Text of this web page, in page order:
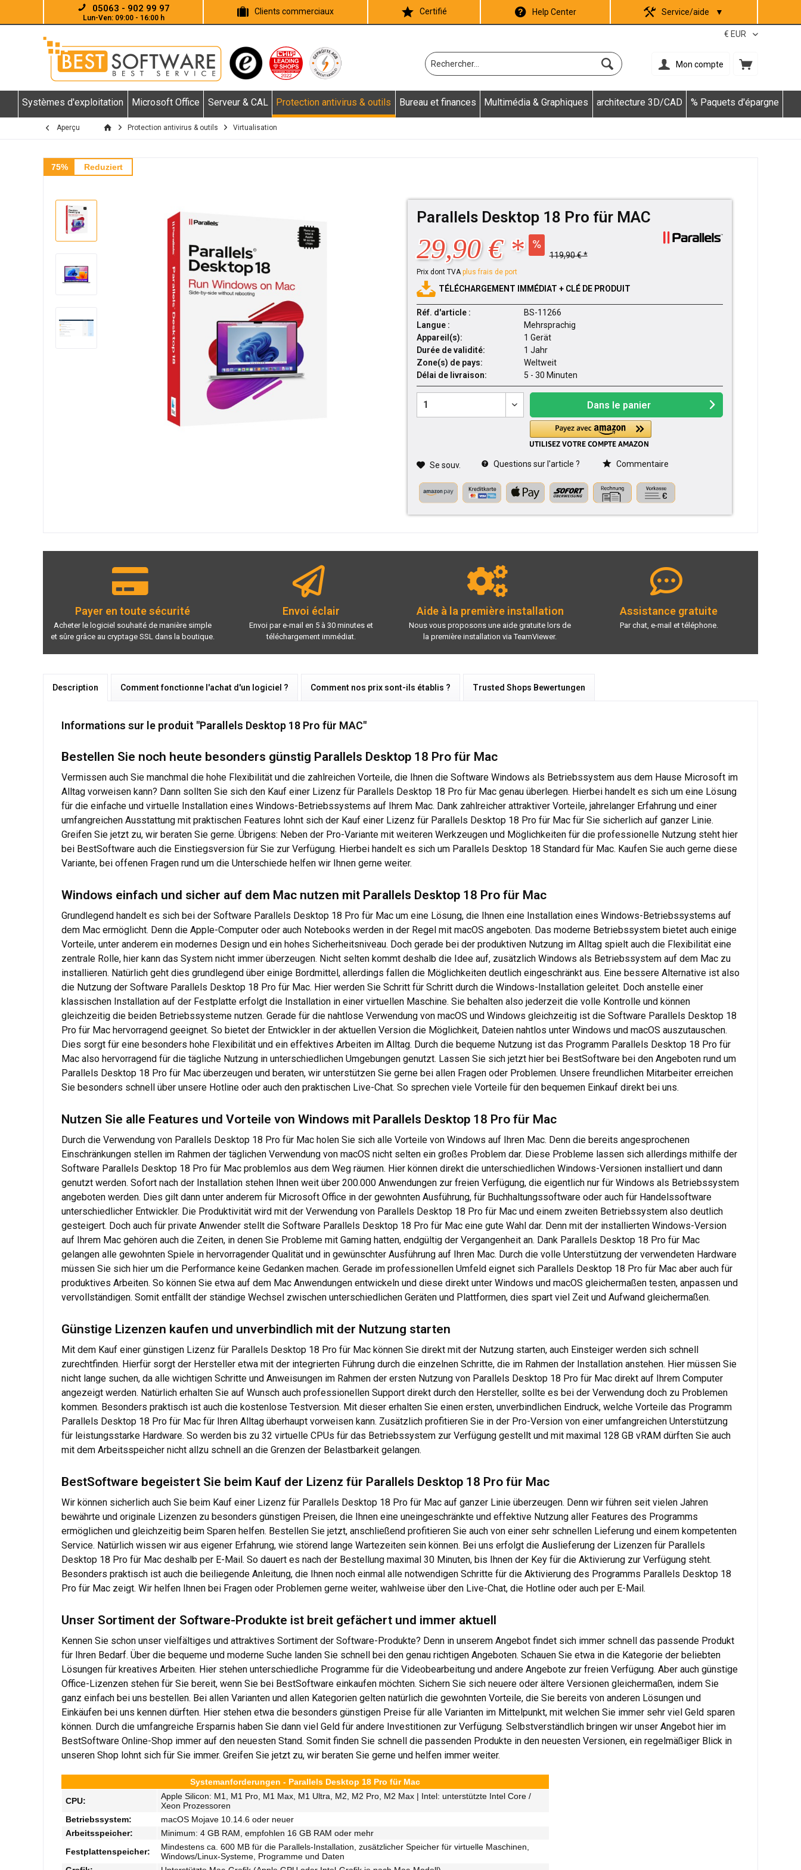
05063 - 902 99 97
Lun-Ven: 09:00 - 16:00 h
Clients commerciaux Certifié Help Center Service/aide ▼
Mon compte
Systèmes d'exploitation Microsoft Office Serveur & CAL Protection antivirus & outils Bureau et finances Multimédia & Graphiques architecture 3D/CAD % Paquets d'épargne
Aperçu Protection antivirus & outils Virtualisation
75% Reduziert
Parallels Desktop 18 Pro für MAC
29,90 € * 119,90 € *
Prix dont TVAplus frais de port
TÉLÉCHARGEMENT IMMÉDIAT + CLÉ DE PRODUIT
Réf. d'article :
BS-11266
Langue :
Mehrsprachig
Appareil(s):
1 Gerät
Durée de validité:
1 Jahr
Zone(s) de pays:
Weltweit
Délai de livraison:
5 - 30 Minuten
Dans le panier
Se souv. Questions sur l'article ? Commentaire
Payer en toute sécurité
Acheter le logiciel souhaité de manière simple
et sûre grâce au cryptage SSL dans la boutique.
Envoi éclair
Envoi par e-mail en 5 à 30 minutes et
téléchargement immédiat.
Aide à la première installation
Nous vous proposons une aide gratuite lors de
la première installation via TeamViewer.
Assistance gratuite
Par chat, e-mail et téléphone.
Description Comment fonctionne l'achat d'un logiciel ? Comment nos prix sont-ils établis ? Trusted Shops Bewertungen
Informations sur le produit "Parallels Desktop 18 Pro für MAC"
Bestellen Sie noch heute besonders günstig Parallels Desktop 18 Pro für Mac
Vermissen auch Sie manchmal die hohe Flexibilität und die zahlreichen Vorteile, die Ihnen die Software Windows als Betriebssystem aus dem Hause Microsoft im
Alltag vorweisen kann? Dann sollten Sie sich den Kauf einer Lizenz für Parallels Desktop 18 Pro für Mac genau überlegen. Hierbei handelt es sich um eine Lösung
für die einfache und virtuelle Installation eines Windows-Betriebssystems auf Ihrem Mac. Dank zahlreicher attraktiver Vorteile, jahrelanger Erfahrung und einer
umfangreichen Ausstattung mit praktischen Features lohnt sich der Kauf einer Lizenz für Parallels Desktop 18 Pro für Mac für Sie sicherlich auf ganzer Linie.
Greifen Sie jetzt zu, wir beraten Sie gerne. Übrigens: Neben der Pro-Variante mit weiteren Werkzeugen und Möglichkeiten für die professionelle Nutzung steht hier
bei BestSoftware auch die Einstiegsversion für Sie zur Verfügung. Hierbei handelt es sich um Parallels Desktop 18 Standard für Mac. Kaufen Sie auch gerne diese
Variante, bei offenen Fragen rund um die Unterschiede helfen wir Ihnen gerne weiter.
Windows einfach und sicher auf dem Mac nutzen mit Parallels Desktop 18 Pro für Mac
Grundlegend handelt es sich bei der Software Parallels Desktop 18 Pro für Mac um eine Lösung, die Ihnen eine Installation eines Windows-Betriebssystems auf
dem Mac ermöglicht. Denn die Apple-Computer oder auch Notebooks werden in der Regel mit macOS angeboten. Das moderne Betriebssystem bietet auch einige
Vorteile, unter anderem ein modernes Design und ein hohes Sicherheitsniveau. Doch gerade bei der produktiven Nutzung im Alltag spielt auch die Flexibilität eine
zentrale Rolle, hier kann das System nicht immer überzeugen. Nicht selten kommt deshalb die Idee auf, zusätzlich Windows als Betriebssystem auf dem Mac zu
installieren. Natürlich geht dies grundlegend über einige Bordmittel, allerdings fallen die Möglichkeiten deutlich eingeschränkt aus. Eine bessere Alternative ist also
die Nutzung der Software Parallels Desktop 18 Pro für Mac. Hier werden Sie Schritt für Schritt durch die Windows-Installation geleitet. Doch anstelle einer
klassischen Installation auf der Festplatte erfolgt die Installation in einer virtuellen Maschine. Sie behalten also jederzeit die volle Kontrolle und können
gleichzeitig die beiden Betriebssysteme nutzen. Gerade für die nahtlose Verwendung von macOS und Windows gleichzeitig ist die Software Parallels Desktop 18
Pro für Mac hervorragend geeignet. So bietet der Entwickler in der aktuellen Version die Möglichkeit, Dateien nahtlos unter Windows und macOS auszutauschen.
Dies sorgt für eine besonders hohe Flexibilität und ein effektives Arbeiten im Alltag. Durch die bequeme Nutzung ist das Programm Parallels Desktop 18 Pro für
Mac also hervorragend für die tägliche Nutzung in unterschiedlichen Umgebungen genutzt. Lassen Sie sich jetzt hier bei BestSoftware bei den Angeboten rund um
Parallels Desktop 18 Pro für Mac überzeugen und beraten, wir unterstützen Sie gerne bei allen Fragen oder Problemen. Unsere freundlichen Mitarbeiter erreichen
Sie besonders schnell über unsere Hotline oder auch den praktischen Live-Chat. So sprechen viele Vorteile für den bequemen Einkauf direkt bei uns.
Nutzen Sie alle Features und Vorteile von Windows mit Parallels Desktop 18 Pro für Mac
Durch die Verwendung von Parallels Desktop 18 Pro für Mac holen Sie sich alle Vorteile von Windows auf Ihren Mac. Denn die bereits angesprochenen
Einschränkungen stellen im Rahmen der täglichen Verwendung von macOS nicht selten ein großes Problem dar. Diese Probleme lassen sich allerdings mithilfe der
Software Parallels Desktop 18 Pro für Mac problemlos aus dem Weg räumen. Hier können direkt die unterschiedlichen Windows-Versionen installiert und dann
genutzt werden. Sofort nach der Installation stehen Ihnen weit über 200.000 Anwendungen zur freien Verfügung, die eigentlich nur für Windows als Betriebssystem
angeboten werden. Dies gilt dann unter anderem für Microsoft Office in der gewohnten Ausführung, für Buchhaltungssoftware oder auch für Handelssoftware
unterschiedlicher Entwickler. Die Produktivität wird mit der Verwendung von Parallels Desktop 18 Pro für Mac und einem zweiten Betriebssystem also deutlich
gesteigert. Doch auch für private Anwender stellt die Software Parallels Desktop 18 Pro für Mac eine gute Wahl dar. Denn mit der installierten Windows-Version
auf Ihrem Mac gehören auch die Zeiten, in denen Sie Probleme mit Gaming hatten, endgültig der Vergangenheit an. Dank Parallels Desktop 18 Pro für Mac
gelangen alle gewohnten Spiele in hervorragender Qualität und in gewünschter Ausführung auf Ihren Mac. Durch die volle Unterstützung der verwendeten Hardware
müssen Sie sich hier um die Performance keine Gedanken machen. Gerade im professionellen Umfeld eignet sich Parallels Desktop 18 Pro für Mac aber auch für
produktives Arbeiten. So können Sie etwa auf dem Mac Anwendungen entwickeln und diese direkt unter Windows und macOS gleichermaßen testen, anpassen und
vervollständigen. Somit entfällt der ständige Wechsel zwischen unterschiedlichen Geräten und Plattformen, dies spart viel Zeit und Aufwand gleichermaßen.
Günstige Lizenzen kaufen und unverbindlich mit der Nutzung starten
Mit dem Kauf einer günstigen Lizenz für Parallels Desktop 18 Pro für Mac können Sie direkt mit der Nutzung starten, auch Einsteiger werden sich schnell
zurechtfinden. Hierfür sorgt der Hersteller etwa mit der integrierten Führung durch die einzelnen Schritte, die im Rahmen der Installation anstehen. Hier müssen Sie
nicht lange suchen, da alle wichtigen Schritte und Anweisungen im Rahmen der ersten Nutzung von Parallels Desktop 18 Pro für Mac direkt auf Ihrem Computer
angezeigt werden. Natürlich erhalten Sie auf Wunsch auch professionellen Support direkt durch den Hersteller, sollte es bei der Verwendung doch zu Problemen
kommen. Besonders praktisch ist auch die kostenlose Testversion. Mit dieser erhalten Sie einen ersten, unverbindlichen Eindruck, welche Vorteile das Programm
Parallels Desktop 18 Pro für Mac für Ihren Alltag überhaupt vorweisen kann. Zusätzlich profitieren Sie in der Pro-Version von einer umfangreichen Unterstützung
für leistungsstarke Hardware. So werden bis zu 32 virtuelle CPUs für das Betriebssystem zur Verfügung gestellt und mit maximal 128 GB vRAM dürften Sie auch
mit dem Arbeitsspeicher nicht allzu schnell an die Grenzen der Belastbarkeit gelangen.
BestSoftware begeistert Sie beim Kauf der Lizenz für Parallels Desktop 18 Pro für Mac
Wir können sicherlich auch Sie beim Kauf einer Lizenz für Parallels Desktop 18 Pro für Mac auf ganzer Linie überzeugen. Denn wir führen seit vielen Jahren
bewährte und originale Lizenzen zu besonders günstigen Preisen, die Ihnen eine uneingeschränkte und effektive Nutzung aller Features des Programms
ermöglichen und gleichzeitig beim Sparen helfen. Bestellen Sie jetzt, anschließend profitieren Sie auch von einer sehr schnellen Lieferung und einem kompetenten
Service. Natürlich wissen wir aus eigener Erfahrung, wie störend lange Wartezeiten sein können. Bei uns erfolgt die Auslieferung der Lizenzen für Parallels
Desktop 18 Pro für Mac deshalb per E-Mail. So dauert es nach der Bestellung maximal 30 Minuten, bis Ihnen der Key für die Aktivierung zur Verfügung steht.
Besonders praktisch ist auch die beiliegende Anleitung, die Ihnen noch einmal alle notwendigen Schritte für die Aktivierung des Programms Parallels Desktop 18
Pro für Mac zeigt. Wir helfen Ihnen bei Fragen oder Problemen gerne weiter, wahlweise über den Live-Chat, die Hotline oder auch per E-Mail.
Unser Sortiment der Software-Produkte ist breit gefächert und immer aktuell
Kennen Sie schon unser vielfältiges und attraktives Sortiment der Software-Produkte? Denn in unserem Angebot findet sich immer schnell das passende Produkt
für Ihren Bedarf. Über die bequeme und moderne Suche landen Sie schnell bei den genau richtigen Angeboten. Schauen Sie etwa in die Kategorie der beliebten
Lösungen für kreatives Arbeiten. Hier stehen unterschiedliche Programme für die Videobearbeitung und andere Angebote zur freien Verfügung. Aber auch günstige
Office-Lizenzen stehen für Sie bereit, wenn Sie bei BestSoftware einkaufen möchten. Sichern Sie sich neuere oder ältere Versionen gleichermaßen, indem Sie
ganz einfach bei uns bestellen. Bei allen Varianten und allen Kategorien gelten natürlich die gewohnten Vorteile, die Sie bereits von anderen Lösungen und
Einkäufen bei uns kennen dürften. Hier stehen etwa die besonders günstigen Preise für alle Varianten im Mittelpunkt, mit welchen Sie immer sehr viel Geld sparen
können. Durch die umfangreiche Ersparnis haben Sie dann viel Geld für andere Investitionen zur Verfügung. Selbstverständlich bringen wir unser Angebot hier im
BestSoftware Online-Shop immer auf den neuesten Stand. Somit finden Sie schnell die passenden Produkte in den neuesten Versionen, ein regelmäßiger Blick in
unseren Shop lohnt sich für Sie immer. Greifen Sie jetzt zu, wir beraten Sie gerne und helfen immer weiter.
Systemanforderungen - Parallels Desktop 18 Pro für Mac
CPU:
Apple Silicon: M1, M1 Pro, M1 Max, M1 Ultra, M2, M2 Pro, M2 Max | Intel: unterstützte Intel Core /
Xeon Prozessoren
Betriebssystem:
macOS Mojave 10.14.6 oder neuer
Arbeitsspeicher:
Minimum: 4 GB RAM, empfohlen 16 GB RAM oder mehr
Festplattenspeicher:
Mindestens ca. 600 MB für die Parallels-Installation, zusätzlicher Speicher für virtuelle Maschinen,
Windows/Linux-Systeme, Programme und Daten